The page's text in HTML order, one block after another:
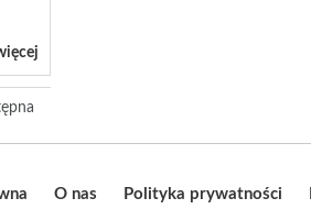
O nas Polityka prywatności